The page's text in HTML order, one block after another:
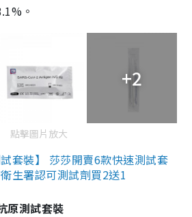
。
+2
點擊圖片放大
套裝】 莎莎開賣6款快速測試套
生署認可測試劑買2送1
原測試套裝